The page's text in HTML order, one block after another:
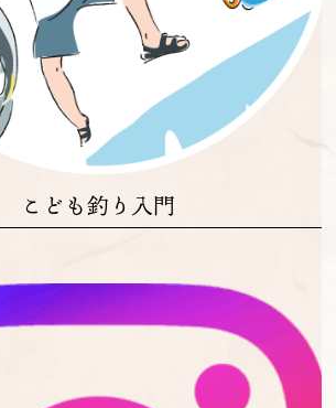
こども釣り入門